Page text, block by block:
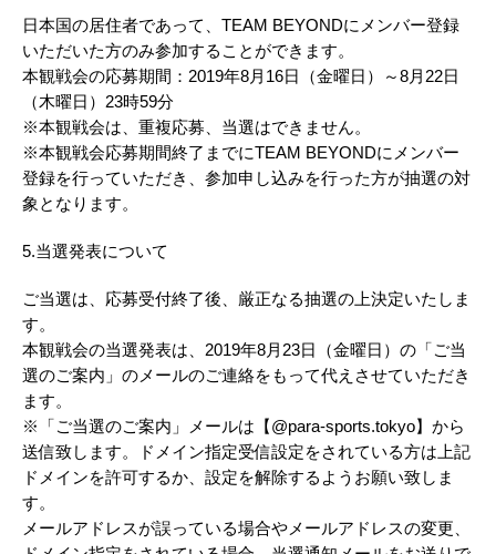
日本国の居住者であって、TEAM BEYONDにメンバー登録
いただいた方のみ参加することができます。
本観戦会の応募期間：2019年8月16日（金曜日）～8月22日
（木曜日）23時59分
※本観戦会は、重複応募、当選はできません。
※本観戦会応募期間終了までにTEAM BEYONDにメンバー
登録を行っていただき、参加申し込みを行った方が抽選の対
象となります。
5.当選発表について
ご当選は、応募受付終了後、厳正なる抽選の上決定いたしま
す。
本観戦会の当選発表は、2019年8月23日（金曜日）の「ご当
選のご案内」のメールのご連絡をもって代えさせていただき
ます。
※「ご当選のご案内」メールは【@para-sports.tokyo】から
送信致します。ドメイン指定受信設定をされている方は上記
ドメインを許可するか、設定を解除するようお願い致しま
す。
メールアドレスが誤っている場合やメールアドレスの変更、